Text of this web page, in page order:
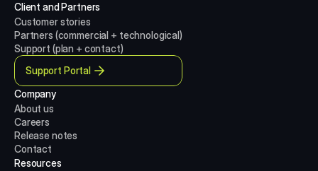
Client and Partners
Customer stories
Partners (commercial + technological)
Support (plan + contact)
Support Portal
Company
About us
Careers
Release notes
Contact
Resources